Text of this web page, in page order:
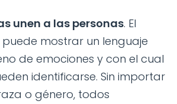
unen a las personas. El
mostrar un lenguaje
de emociones y con el cual
identificarse. Sin importar
o género, todos